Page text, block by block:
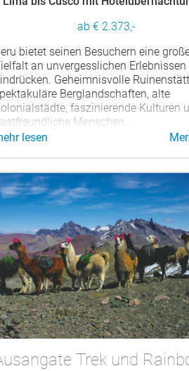
ab € 2.373,-
bietet seinen Besuchern eine
an unvergesslichen Erlebnissen
Geheimnisvolle
Berglandschaften, alte
faszinierende Kulturen
Menschen...
lesen
Trek und